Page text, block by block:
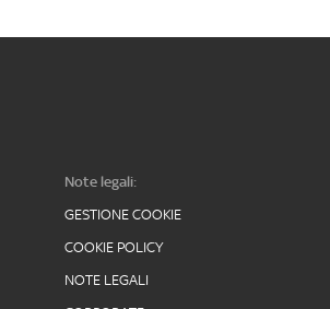
Note legali:
GESTIONE COOKIE
COOKIE POLICY
NOTE LEGALI